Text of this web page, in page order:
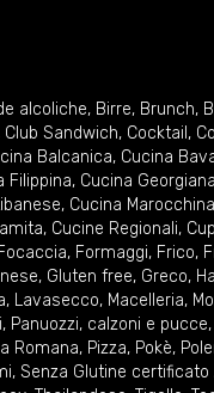
alcoliche, Birre, Brunch,
Club Sandwich, Cocktail ,
Balcanica, Cucina
Filippina, Cucina Georgiana
, Cucina Marocchina
, Cucine Regionali,
, Formaggi, Frico,
, Gluten free, Greco,
, Lavasecco, Macelleria,
, Panuozzi, calzoni e pucce,
Romana, Pizza, Pokè,
, Senza Glutine certificato